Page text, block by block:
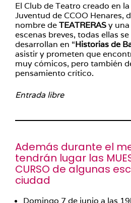
El Club de Teatro creado en
Juventud de CCOO Henares,
nombre deTEATRERASy
escenas breves, todas ellas se
desarrollan en “Historias de
asistir y prometen que
muy cómicos, pero también
pensamiento crítico.
Entrada libre
Además durante el
tendrán lugar las
CURSO de algunas
ciudad
Domingo 7 de junio a las